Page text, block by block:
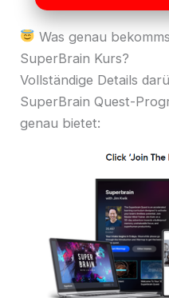
Was genau
SuperBrain Kurs?
Vollständige Details
SuperBrain Quest-
genau bietet: